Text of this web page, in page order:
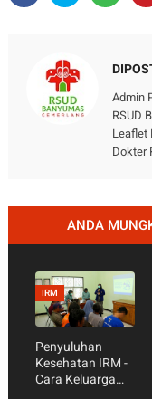
Admin
RSUD
Leaflet
Dokter
ANDA
IRM
Penyuluhan
Kesehatan IRM -
Cara Keluarga